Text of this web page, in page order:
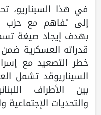
في هذا السيناريو،
إلى تفاهم مع حزب
بهدف إيجاد صيغة
قدراته العسكرية
خطر التصعيد مع
السيناريوقد تشمل
بين الأطراف
والتحديات الإجتماعية